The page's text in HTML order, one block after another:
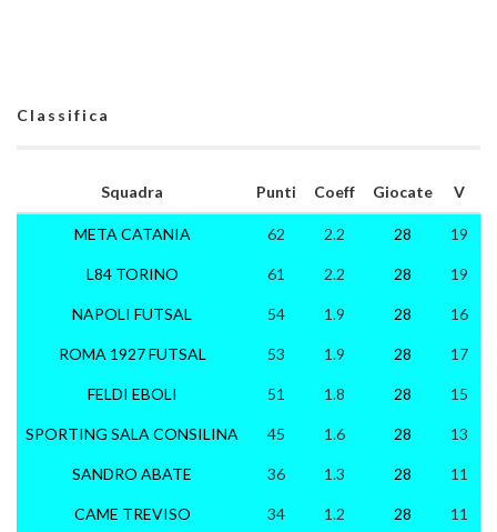
Classifica
Squadra
META CATANIA
L84 TORINO
NAPOLI FUTSAL
ROMA 1927 FUTSAL
FELDI EBOLI
SPORTING SALA CONSILINA
SANDRO ABATE
CAME TREVISO
Punti Coeff Giocate V
62 2.2 28 19
61 2.2 28 19
54 1.9 28 16
53 1.9 28 17
51 1.8 28 15
45 1.6 28 13
36 1.3 28 11
34 1.2 28 11